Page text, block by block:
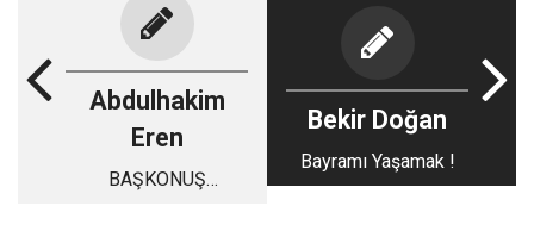
Abdulhakim
Eren
BAŞKONUŞ
Bekir Doğan
Bayramı Yaşamak !